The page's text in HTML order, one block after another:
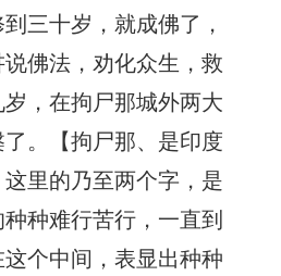
三十岁，就成佛了，
佛法，劝化众生，救
，在拘尸那城外两大
。【拘尸那、是印度
里的乃至两个字，是
种难行苦行，一直到
个中间，表显出种种